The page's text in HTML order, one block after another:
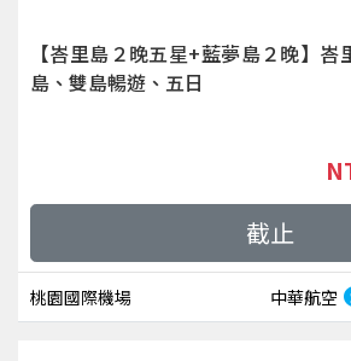
【峇里島２晚五星+藍夢島２晚】
島、雙島暢遊、五日
桃園國際機場 中華航空
截止